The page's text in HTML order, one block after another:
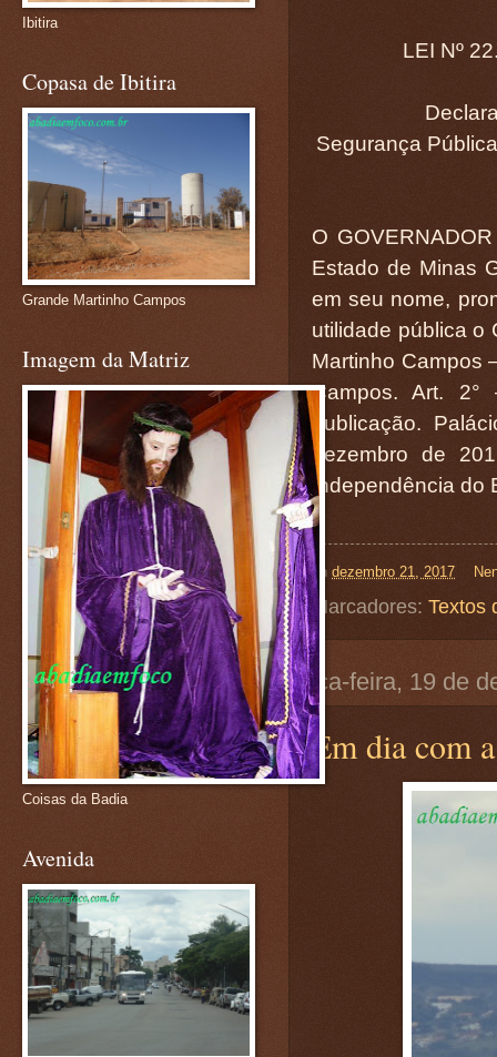
LEI Nº
Declara de
Segurança
O
Estado de Minas
em seu nome,
utilidade pública o
Martinho Campos
Campos. Art.
publicação.
dezembro de
Independência do
on dezembro 21, 2017
Marcadores: Textos
terça-feira, 19 de
Em dia com
Ibitira
Copasa de Ibitira
Grande Martinho Campos
Imagem da Matriz
Coisas da Badia
Avenida